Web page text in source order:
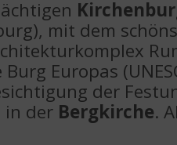
mit dem
Europas
der
in der Bergkirche.